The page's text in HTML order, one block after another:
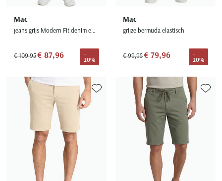
Mac
jeans grijs Modern Fit denim effen
€ 109,95€ 87,96
-
20%
Mac
grijze bermuda elastisch
€ 99,95€ 79,96
-
20%
Toevoegen aan favorieten